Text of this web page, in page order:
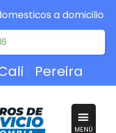
a domicilio
Pereira
MENÚ